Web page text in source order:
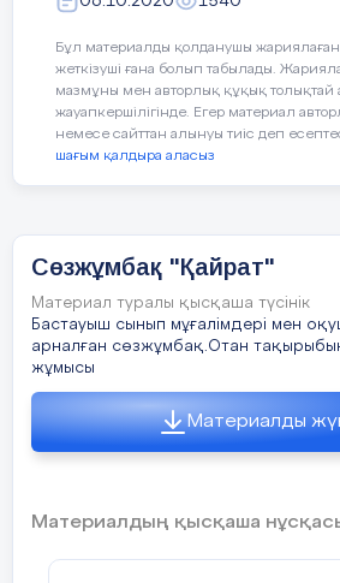
Р К С Ы Т А
Бұл материалды қолданушы
жеткізуші ғана болып табылады.
мазмұны мен авторлық құқық толықтай
жауапкершілігінде. Егер материал
немесе сайттан алынуы тиіс деп
шағым қалдыра аласыз
Сөзжұмбақ "Қайрат"
Материал туралы қысқаша түсінік
Бастауыш сынып мұғалімдері мен
арналған сөзжұмбақ.Отан
жұмысы
Материалды
Материалдың қысқаша